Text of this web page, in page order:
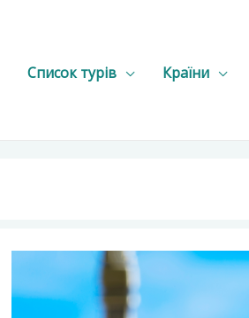
Список турів Країни